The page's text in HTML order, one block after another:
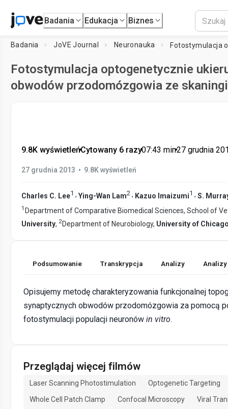
Badania Edukacja Biznes
Badania JoVE Journal Neuronauka
Fotostymulacja optogenetycznie
obwodów przodomózgowia ze
9.8K wyświetleń•Cytowany 6 razy•07:43 min•27 grudnia
27 grudnia 2013 • 9.8K wyświetleń
Charles C. Lee1 , Ying-Wan Lam2 , Kazuo Imaizumi1 , S.
1 Department of Comparative Biomedical Sciences, School of
University, 2Department of Neurobiology, University of
Podsumowanie Transkrypcja Analizy
Opisujemy metodę charakteryzowania funkcjonalnej
synaptycznych obwodów przodomózgowia za pomocą
fotostymulacji populacji neuronów in vitro.
Przeglądaj więcej filmów
Laser Scanning Photostimulation
Optogenetic Targeting
Whole Cell Patch Clamp
Confocal Microscopy
Viral